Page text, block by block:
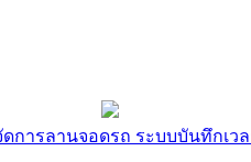
การลานจอดรถ ระบบบันทึกเว